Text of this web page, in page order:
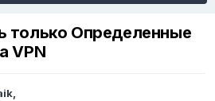
только Определенные
VPN
,